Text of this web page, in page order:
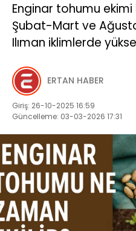
Enginar tohumu
Şubat-Mart ve
Ilıman iklimlerde
ERTAN HABER
Giriş: 26-10-2025 16:59
Güncelleme: 03-03-2026 17:31